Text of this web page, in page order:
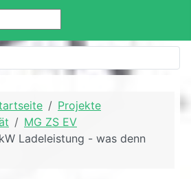
Projekte
MG ZS EV
Ladeleistung - was denn